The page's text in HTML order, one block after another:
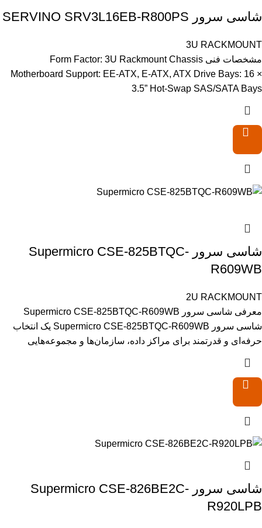
شاسی سرور SERVINO SRV3L16EB-R800PS
3U RACKMOUNT
مشخصات فنی Form Factor: 3U Rackmount Chassis
Motherboard Support: EE-ATX, E-ATX, ATX Drive Bays: 16 ×
3.5” Hot-Swap SAS/SATA Bays
شاسی سرور Supermicro CSE-825BTQC-
R609WB
2U RACKMOUNT
معرفی شاسی سرور Supermicro CSE-825BTQC-R609WB
شاسی سرور Supermicro CSE-825BTQC-R609WB یک انتخاب
حرفه‌ای و قدرتمند برای مراکز داده، سازمان‌ها و مجموعه‌هایی
شاسی سرور Supermicro CSE-826BE2C-
R920LPB